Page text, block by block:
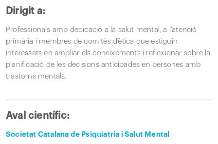
Dirigit a:
Professionals amb dedicació a la salut mental, a l’atenció
primària i membres de comitès d’ètica que estiguin
interessats en ampliar els coneixements i reflexionar sobre la
planificació de les decisions anticipades en persones amb
trastorns mentals.
Aval científic:
Societat Catalana de Psiquiatria i Salut Mental